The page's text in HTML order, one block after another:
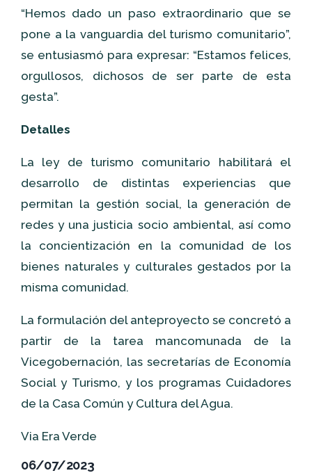
“Hemos dado un paso extraordinario que se
pone a la vanguardia del turismo comunitario”,
se entusiasmó para expresar: “Estamos felices,
orgullosos, dichosos de ser parte de esta
gesta”.
Detalles
La ley de turismo comunitario habilitará el
desarrollo de distintas experiencias que
permitan la gestión social, la generación de
redes y una justicia socio ambiental, así como
la concientización en la comunidad de los
bienes naturales y culturales gestados por la
misma comunidad.
La formulación del anteproyecto se concretó a
partir de la tarea mancomunada de la
Vicegobernación, las secretarías de Economía
Social y Turismo, y los programas Cuidadores
de la Casa Común y Cultura del Agua.
Via Era Verde
06/07/2023